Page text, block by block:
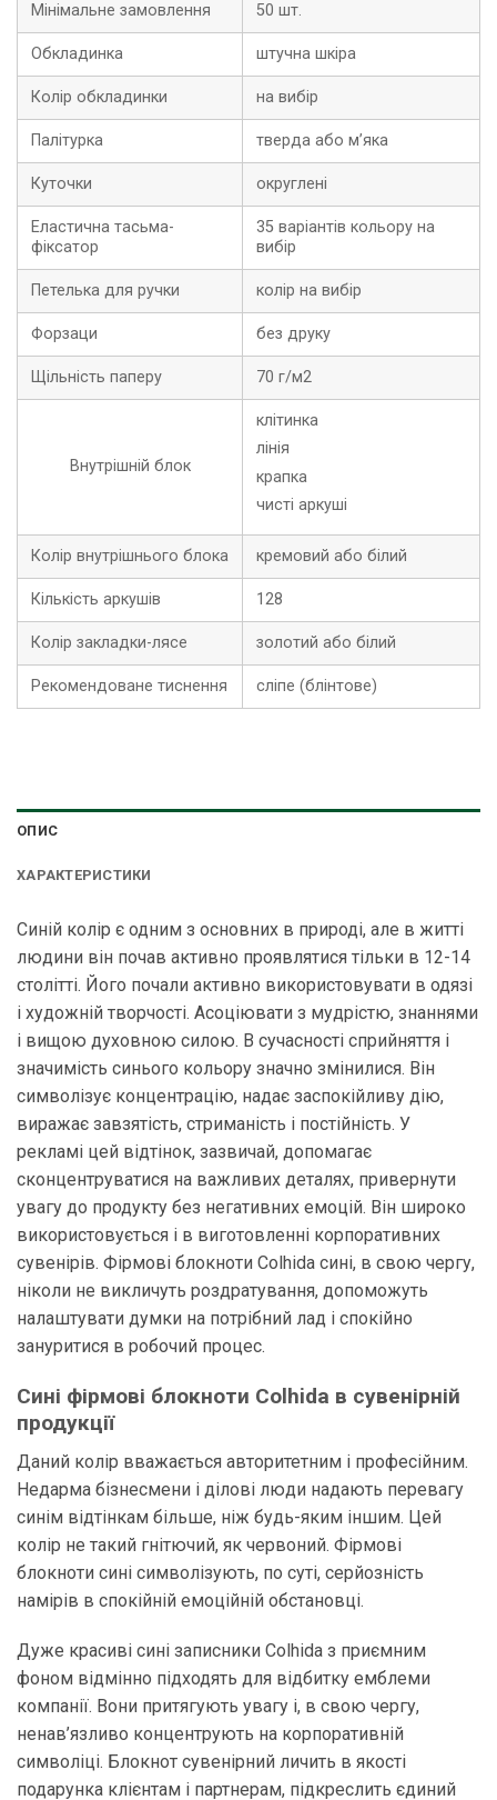
Мінімальне замовлення 50 шт.
Обкладинка штучна шкіра
Колір обкладинки на вибір
Палітурка тверда або м’яка
Куточки округлені
Еластична тасьма-
фіксатор
35 варіантів кольору на
вибір
Петелька для ручки колір на вибір
Форзаци без друку
Щільність паперу 70 г/м2
Внутрішній блок
клітинка
лінія
крапка
чисті аркуші
Колір внутрішнього блока кремовий або білий
Кількість аркушів 128
Колір закладки-лясе золотий або білий
Рекомендоване тиснення сліпе (блінтове)
ОПИС
ХАРАКТЕРИСТИКИ
Синій колір є одним з основних в природі, але в житті
людини він почав активно проявлятися тільки в 12-14
столітті. Його почали активно використовувати в одязі
і художній творчості. Асоціювати з мудрістю, знаннями
і вищою духовною силою. В сучасності сприйняття і
значимість синього кольору значно змінилися. Він
символізує концентрацію, надає заспокійливу дію,
виражає завзятість, стриманість і постійність. У
рекламі цей відтінок, зазвичай, допомагає
сконцентруватися на важливих деталях, привернути
увагу до продукту без негативних емоцій. Він широко
використовується і в виготовленні корпоративних
сувенірів. Фірмові блокноти Colhida сині, в свою чергу,
ніколи не викличуть роздратування, допоможуть
налаштувати думки на потрібний лад і спокійно
зануритися в робочий процес.
Сині фірмові блокноти Colhida в сувенірній
продукції
Даний колір вважається авторитетним і професійним.
Недарма бізнесмени і ділові люди надають перевагу
синім відтінкам більше, ніж будь-яким іншим. Цей
колір не такий гнітючий, як червоний. Фірмові
блокноти сині символізують, по суті, серйозність
намірів в спокійній емоційній обстановці.
Дуже красиві сині записники Colhida з приємним
фоном відмінно підходять для відбитку емблеми
компанії. Вони притягують увагу і, в свою чергу,
ненав’язливо концентрують на корпоративній
символіці. Блокнот сувенірний личить в якості
подарунка клієнтам і партнерам, підкреслить єдиний